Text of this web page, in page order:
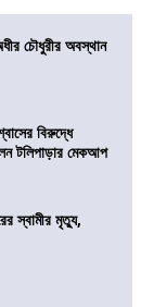
চৌধুরীর অবস্থান
বিরুদ্ধে
টলিপাড়ার মেকআপ
স্বামীর মৃত্যু,